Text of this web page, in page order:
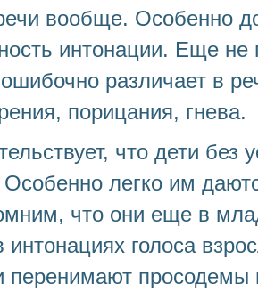
вообще. Особенно
интонации. Еще не
различает в
порицания, гнева.
что дети без
легко им
что они еще в
голоса
перенимают просодемы